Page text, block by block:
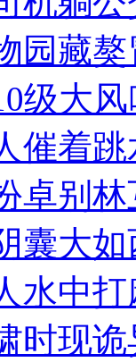
脚踢
园藏
级大
催着
卓别
囊大
水中
时现